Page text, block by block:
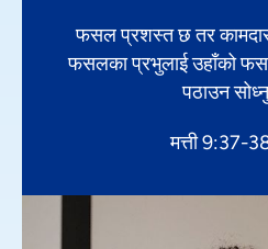
फसल प्रशस्त छ तर
फसलका प्रभुलाई उहाँको
पठाउन
मत्ती 9:37-